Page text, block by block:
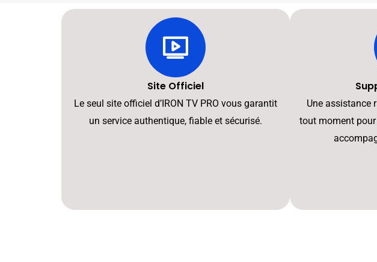
Site Officiel
Le seul site officiel d’IRON TV PRO vous garantit
un service authentique, fiable et sécurisé.
Une assistance
tout moment